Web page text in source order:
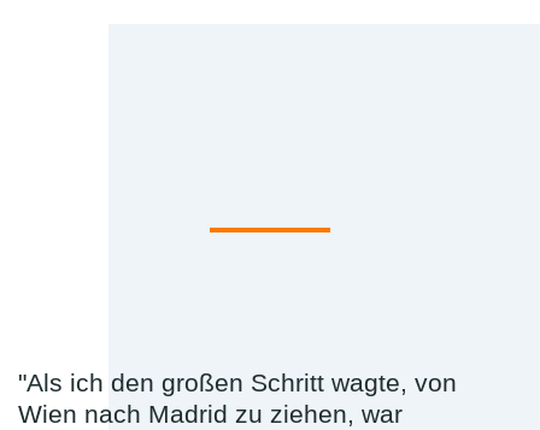
"Als ich den großen Schritt wagte, von
Wien nach Madrid zu ziehen, war